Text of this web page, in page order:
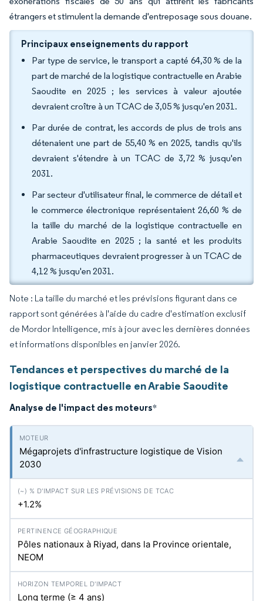
étrangers et stimulent la demande d'entreposage sous douane.
Principaux enseignements du rapport
Par type de service, le transport a capté 64,30 % de la
part de marché de la logistique contractuelle en Arabie
Saoudite en 2025 ; les services à valeur ajoutée
devraient croître à un TCAC de 3,05 % jusqu'en 2031.
Par durée de contrat, les accords de plus de trois ans
détenaient une part de 55,40 % en 2025, tandis qu'ils
devraient s'étendre à un TCAC de 3,72 % jusqu'en
2031.
Par secteur d'utilisateur final, le commerce de détail et
le commerce électronique représentaient 26,60 % de
la taille du marché de la logistique contractuelle en
Arabie Saoudite en 2025 ; la santé et les produits
pharmaceutiques devraient progresser à un TCAC de
4,12 % jusqu'en 2031.
Note : La taille du marché et les prévisions figurant dans ce
rapport sont générées à l'aide du cadre d'estimation exclusif
de Mordor Intelligence, mis à jour avec les dernières données
et informations disponibles en janvier 2026.
Tendances et perspectives du marché de la
logistique contractuelle en Arabie Saoudite
Analyse de l'impact des moteurs*
Mégaprojets d'infrastructure logistique de Vision
2030
+1.2%
Pôles nationaux à Riyad, dans la Province orientale,
NEOM
Long terme (≥ 4 ans)